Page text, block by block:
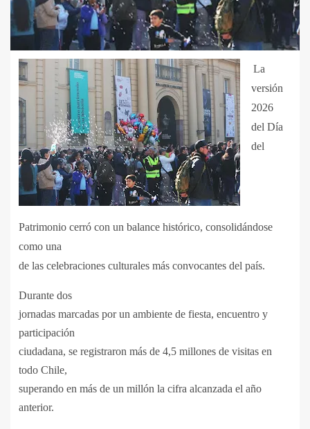
La
versión
2026
del Día
del
Patrimonio cerró con un balance histórico, consolidándose
como una
de las celebraciones culturales más convocantes del país.
Durante dos
jornadas marcadas por un ambiente de fiesta, encuentro y
participación
ciudadana, se registraron más de 4,5 millones de visitas en
todo Chile,
superando en más de un millón la cifra alcanzada el año
anterior.